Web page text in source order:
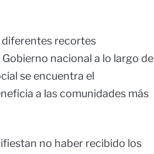
diferentes recortes
nacional a lo largo de
se encuentra el
a las comunidades más
no haber recibido los